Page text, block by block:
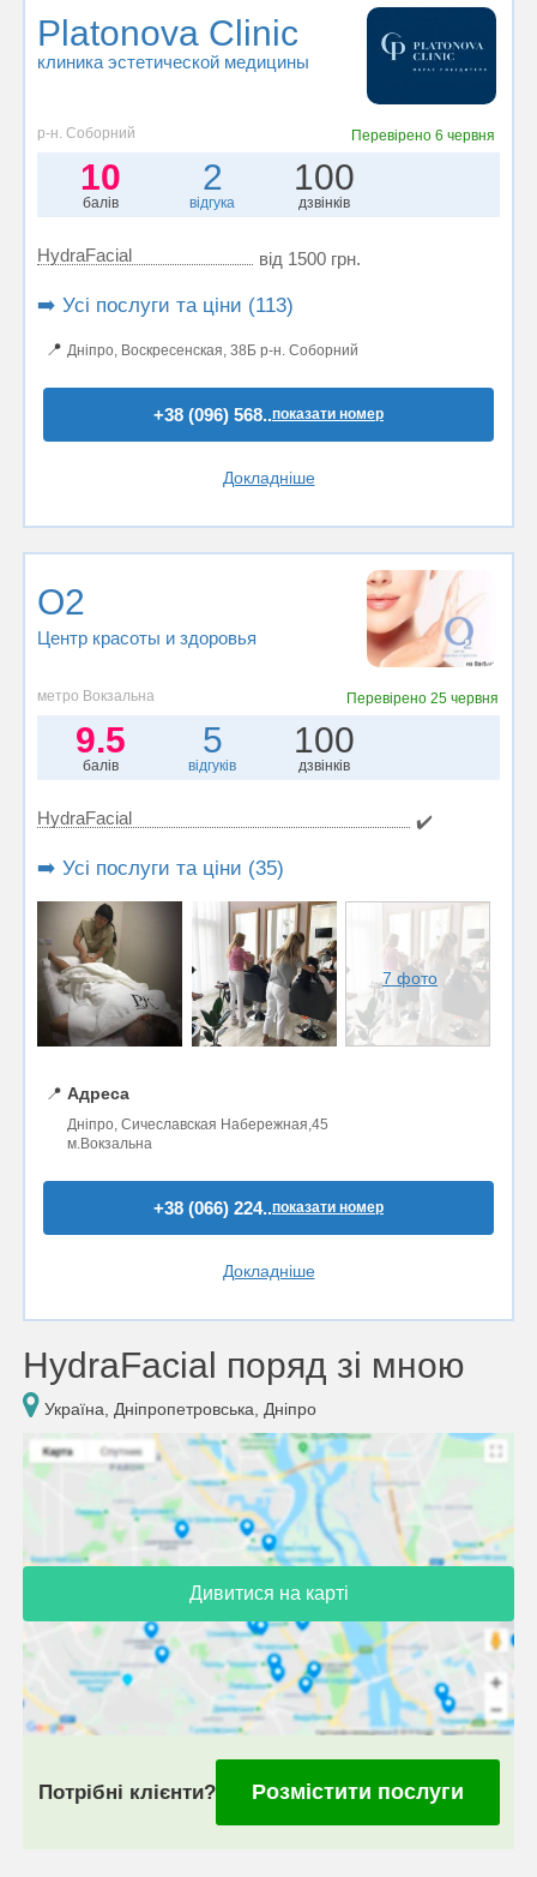
Platonova Clinic
клиника эстетической медицины
р-н. Соборний Перевірено 6 червня
10
балів
2
відгука
100
дзвінків
HydraFacial від 1500 грн.
➡️ Усі послуги та ціни (113)
📍 Дніпро, Воскресенская, 38Б р-н. Соборний
+38 (096) 568..показати номер
Докладніше
O2
Центр красоты и здоровья
метро Вокзальна Перевірено25 червня
9.5
балів
5
відгуків
100
дзвінків
HydraFacial ✔️
➡️ Усі послуги та ціни (35)
7 фото
📍 Адреса
Дніпро, Сичеславская Набережная,45
м.Вокзальна
+38 (066) 224..показати номер
Докладніше
HydraFacial поряд зі мною
Україна, Дніпропетровська, Дніпро
Дивитися на карті
Потрібні клієнти? Розмістити послуги